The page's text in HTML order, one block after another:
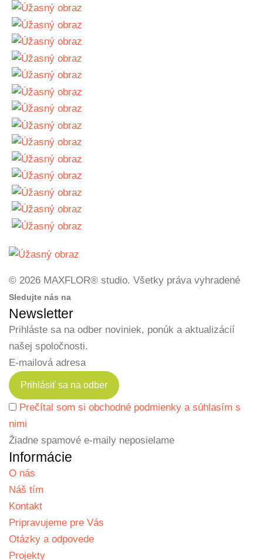
© 2026 MAXFLOR® studio. Všetky práva vyhradené
Sledujte nás na
Newsletter
Prihláste sa na odber noviniek, ponúk a aktualizácií
našej spoločnosti.
E-mailová adresa
Prečítal som si obchodné podmienky a súhlasím s
nimi
Žiadne spamové e-maily neposielame
Informácie
O nás
Náš tím
Kontakt
Pripravujeme pre Vás
Otázky a odpovede
Projekty